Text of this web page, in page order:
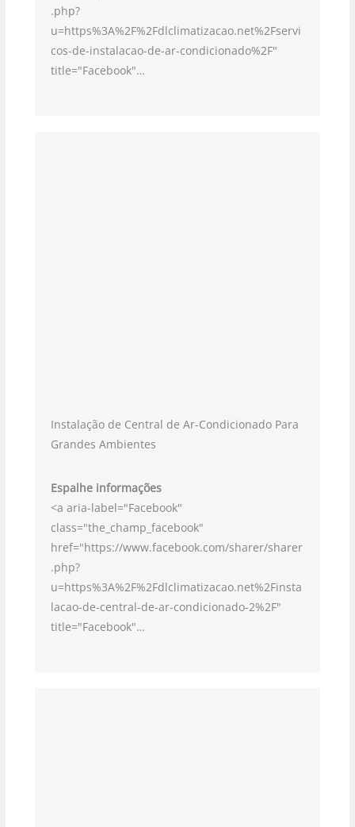
.php?
u=https%3A%2F%2Fdlclimatizacao.net%2Fservi
cos-de-instalacao-de-ar-condicionado%2F"
title="Facebook"…
Instalação de Central de Ar-Condicionado Para
Grandes Ambientes
Espalhe informações
<a aria-label="Facebook"
class="the_champ_facebook"
href="https://www.facebook.com/sharer/sharer
.php?
u=https%3A%2F%2Fdlclimatizacao.net%2Finsta
lacao-de-central-de-ar-condicionado-2%2F"
title="Facebook"…